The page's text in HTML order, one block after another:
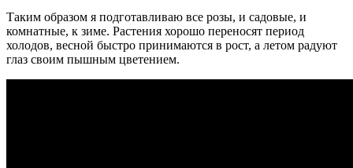
Таким образом я подготавливаю все розы, и садовые, и
комнатные, к зиме. Растения хорошо переносят период
холодов, весной быстро принимаются в рост, а летом радуют
глаз своим пышным цветением.